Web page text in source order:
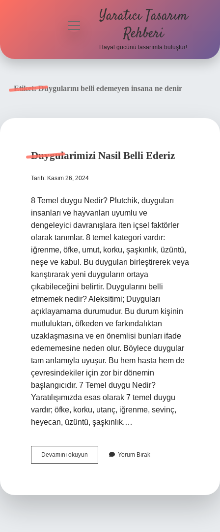
Politikası
menüyü
Yaratıcı Tasarım
Rehberi
Hayal gücünü tasarımla buluştur!
Etiket:Duygularını belli edemeyen insana ne denir
Duygularimizi Nasil Belli Ederiz
Tarih: Kasım 26, 2024
8 Temel duygu Nedir? Plutchik, duyguları
insanları ve hayvanları uyumlu ve
dengeleyici davranışlara iten içsel faktörler
olarak tanımlar. 8 temel kategori vardır:
iğrenme, öfke, umut, korku, şaşkınlık, üzüntü,
neşe ve kabul. Bu duyguları birleştirerek veya
karıştırarak yeni duyguların ortaya
çıkabileceğini belirtir. Duygularını belli
etmemek nedir? Aleksitimi; Duyguları
açıklayamama durumudur. Bu durum kişinin
mutluluktan, öfkeden ve farkındalıktan
uzaklaşmasına ve en önemlisi bunları ifade
edememesine neden olur. Böylece duygular
tam anlamıyla uyuşur. Bu hem hasta hem de
çevresindekiler için zor bir dönemin
başlangıcıdır. 7 Temel duygu Nedir?
Yaratılışımızda esas olarak 7 temel duygu
vardır; öfke, korku, utanç, iğrenme, sevinç,
heyecan, üzüntü, şaşkınlık.…
Devamını okuyun Duygularimizi
Nasil
Yorum Bırak